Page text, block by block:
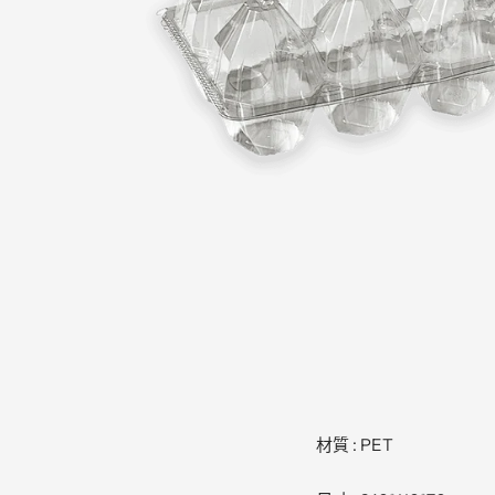
材質 : PET